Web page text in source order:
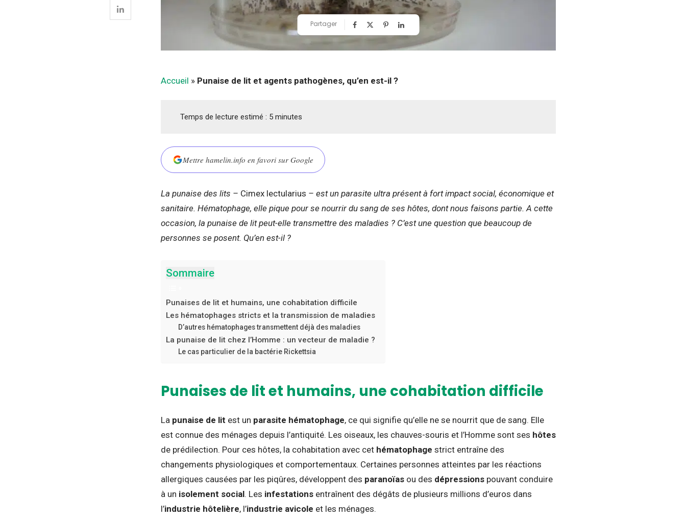
Partager
Accueil » Punaise de lit et agents pathogènes, qu’en est-il ?
Temps de lecture estimé : 5 minutes
Mettre hamelin.info en favori sur Google
La punaise des lits – Cimex lectularius – est un parasite ultra présent à fort impact social, économique et
sanitaire. Hématophage, elle pique pour se nourrir du sang de ses hôtes, dont nous faisons partie. A cette
occasion, la punaise de lit peut-elle transmettre des maladies ? C’est une question que beaucoup de
personnes se posent. Qu’en est-il ?
Sommaire
Punaises de lit et humains, une cohabitation difficile
Les hématophages stricts et la transmission de maladies
D’autres hématophages transmettent déjà des maladies
La punaise de lit chez l’Homme : un vecteur de maladie ?
Le cas particulier de la bactérie Rickettsia
Punaises de lit et humains, une cohabitation difficile
La punaise de lit est un parasite hématophage, ce qui signifie qu’elle ne se nourrit que de sang. Elle
est connue des ménages depuis l’antiquité. Les oiseaux, les chauves-souris et l’Homme sont ses hôtes
de prédilection. Pour ces hôtes, la cohabitation avec cet hématophage strict entraîne des
changements physiologiques et comportementaux. Certaines personnes atteintes par les réactions
allergiques causées par les piqûres, développent des paranoïas ou des dépressions pouvant conduire
à un isolement social. Les infestations entraînent des dégâts de plusieurs millions d’euros dans
l’industrie hôtelière, l’industrie avicole et les ménages.